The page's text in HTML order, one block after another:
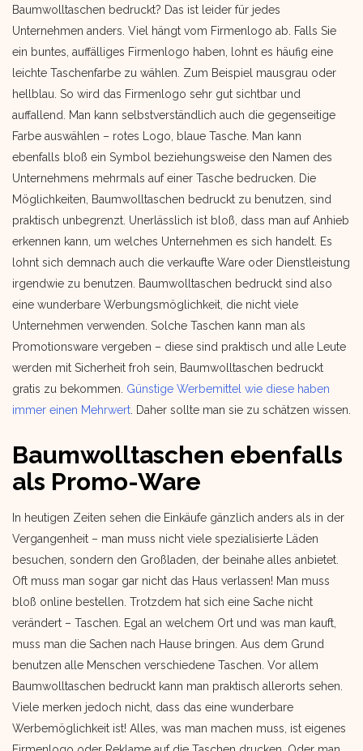
Baumwolltaschen bedruckt? Das ist leider für jedes
Unternehmen anders. Viel hängt vom Firmenlogo ab. Falls Sie
ein buntes, auffälliges Firmenlogo haben, lohnt es häufig eine
leichte Taschenfarbe zu wählen. Zum Beispiel mausgrau oder
hellblau. So wird das Firmenlogo sehr gut sichtbar und
auffallend. Man kann selbstverständlich auch die gegenseitige
Farbe auswählen – rotes Logo, blaue Tasche. Man kann
ebenfalls bloß ein Symbol beziehungsweise den Namen des
Unternehmens mehrmals auf einer Tasche bedrucken. Die
Möglichkeiten, Baumwolltaschen bedruckt zu benutzen, sind
praktisch unbegrenzt. Unerlässlich ist bloß, dass man auf Anhieb
erkennen kann, um welches Unternehmen es sich handelt. Es
lohnt sich demnach auch die verkaufte Ware oder Dienstleistung
irgendwie zu benutzen. Baumwolltaschen bedruckt sind also
eine wunderbare Werbungsmöglichkeit, die nicht viele
Unternehmen verwenden. Solche Taschen kann man als
Promotionsware vergeben – diese sind praktisch und alle Leute
werden mit Sicherheit froh sein, Baumwolltaschen bedruckt
gratis zu bekommen. Günstige Werbemittel wie diese haben
immer einen Mehrwert . Daher sollte man sie zu schätzen wissen.
Baumwolltaschen ebenfalls
als Promo-Ware
In heutigen Zeiten sehen die Einkäufe gänzlich anders als in der
Vergangenheit – man muss nicht viele spezialisierte Läden
besuchen, sondern den Großladen, der beinahe alles anbietet.
Oft muss man sogar gar nicht das Haus verlassen! Man muss
bloß online bestellen. Trotzdem hat sich eine Sache nicht
verändert – Taschen. Egal an welchem Ort und was man kauft,
muss man die Sachen nach Hause bringen. Aus dem Grund
benutzen alle Menschen verschiedene Taschen. Vor allem
Baumwolltaschen bedruckt kann man praktisch allerorts sehen.
Viele merken jedoch nicht, dass das eine wunderbare
Werbemöglichkeit ist! Alles, was man machen muss, ist eigenes